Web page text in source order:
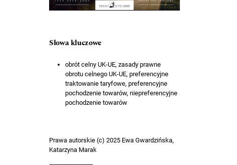
Słowa kluczowe
obrót celny UK-UE, zasady prawne
obrotu celnego UK-UE, preferencyjne
traktowanie taryfowe, preferencyjne
pochodzenie towarów, niepreferencyjne
pochodzenie towarów
Prawa autorskie (c) 2025 Ewa Gwardzińska,
Katarzyna Marak